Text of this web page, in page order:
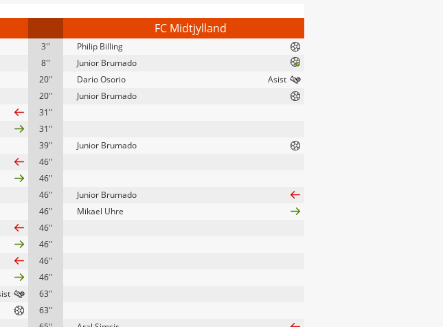
FC Midtjylland
3''
Philip Billing
8''
Junior Brumado
20''
Dario Osorio
20''
Junior Brumado
31''
31''
39''
Junior Brumado
46''
46''
46''
Junior Brumado
46''
Mikael Uhre
46''
46''
46''
46''
63''
63''